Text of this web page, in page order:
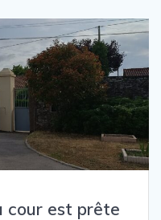
cour est prête